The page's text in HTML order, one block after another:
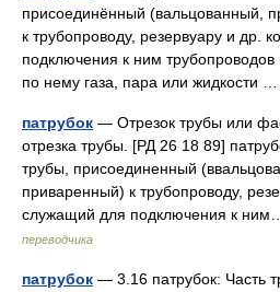
присоединённый (вальцованный,
к трубопроводу, резервуару и др.
подключения к ним
по нему газа, пара или жидкости
патрубок — Отрезок трубы или
отрезка трубы. [РД 26 18 89]
трубы, присоединенный
приваренный) к трубопроводу,
служащий для подключения к
переводчика
патрубок — 3.16 патрубок: Часть